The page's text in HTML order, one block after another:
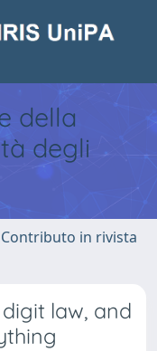
della
degli
Contributo in rivista
law, and